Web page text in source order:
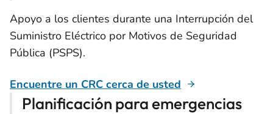
Apoyo a los clientes durante una Interrupción del
Suministro Eléctrico por Motivos de Seguridad
Pública (PSPS).
Encuentre un CRC cerca de usted
Planificación para emergencias